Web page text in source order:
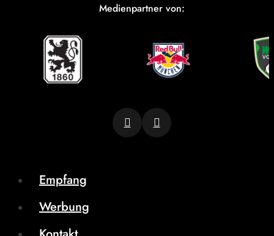
Medienpartner von:
Empfang
Werbung